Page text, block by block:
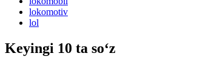
lokomotiv
lol
Keyingi 10 ta so‘z